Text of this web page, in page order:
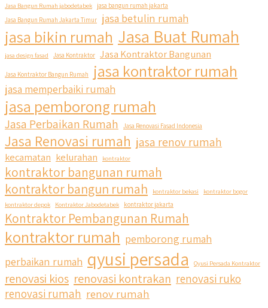
qyusipersada
Siapa yang udah masuk List untuk Bangun dan Renovasi
rumah Di @qyusipersada dengan sistem Cicilan ?? 🤗
Untuk informasi lebih lanjut terkait program cicilan ini temen
temen bisa langsung klik link di bio yaa
#jasabangunrumahjakarta #jasarenovasirumahjakarta
#kontraktorjakarta #kontraktorbangunan
#kontraktorbangunanrumah #kontraktorbangunanjakarta
#kontraktorbekasi #kontraktorinteriorjakarta
#jasabangunrumahdepok #jasarenovasirumahbekasi
#jasadesainrumahmurah #jasadesainrumahjakarta
#kontraktorbangunanjabodetabek
Jasa Bangun Rumah jabodetabek
jasa bangun rumah jakarta
Jasa Bangun Rumah Jakarta Timur
jasa betulin rumah
jasa bikin rumah Jasa Buat Rumah
jasa design fasad Jasa Kontraktor Jasa Kontraktor Bangunan
Jasa Kontraktor Bangun Rumah jasa kontraktor rumah
jasa memperbaiki rumah
jasa pemborong rumah
Jasa Perbaikan Rumah Jasa Renovasi Fasad Indonesia
Jasa Renovasi rumah jasa renov rumah
kecamatan kelurahan kontraktor
kontraktor bangunan rumah
kontraktor bangun rumah
kontraktor bekasi
kontraktor bogor
kontraktor depok
Kontraktor Jabodetabek kontraktor jakarta
Kontraktor Pembangunan Rumah
kontraktor rumah pemborong rumah
perbaikan rumah qyusi persada Qyusi Persada Kontraktor
renovasi kios renovasi kontrakan renovasi ruko
renovasi rumah renov rumah